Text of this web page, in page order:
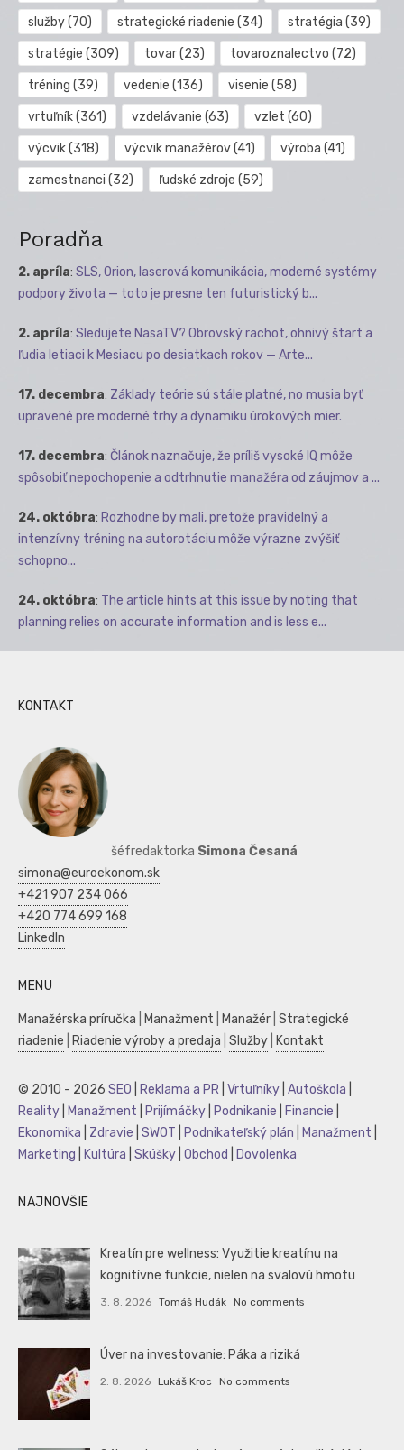
služby(70) strategické riadenie (34) stratégia (39)
stratégie (309) tovar(23) tovaroznalectvo (72)
tréning (39) vedenie (136) visenie (58)
vrtuľník(361) vzdelávanie (63) vzlet (60)
výcvik(318) výcvik manažérov(41) výroba (41)
zamestnanci (32) ľudské zdroje (59)
Poradňa
2. apríla: SLS, Orion, laserová komunikácia, moderné systémy
podpory života — toto je presne ten futuristický b...
2. apríla: Sledujete NasaTV? Obrovský rachot, ohnivý štart a
ľudia letiaci k Mesiacu po desiatkach rokov — Arte...
17. decembra: Základy teórie sú stále platné, no musia byť
upravené pre moderné trhy a dynamiku úrokových mier.
17. decembra: Článok naznačuje, že príliš vysoké IQ môže
spôsobiť nepochopenie a odtrhnutie manažéra od záujmov a ...
24. októbra: Rozhodne by mali, pretože pravidelný a
intenzívny tréning na autorotáciu môže výrazne zvýšiť
schopno...
24. októbra: The article hints at this issue by noting that
planning relies on accurate information and is less e...
KONTAKT
šéfredaktorka Simona Česaná
simona@euroekonom.sk
+421 907 234 066
+420 774 699 168
LinkedIn
MENU
Manažérska príručka Manažment Manažér Strategické
riadenie Riadenie výroby a predaja Služby Kontakt
© 2010 - 2026 SEO Reklama a PR Vrtuľníky Autoškola
Reality Manažment Prijímáčky Podnikanie Financie
Ekonomika
Zdravie SWOT Podnikateľský plán Manažment
Marketing Kultúra Skúšky Obchod Dovolenka
NAJNOVŠIE
Kreatín pre wellness: Využitie kreatínu na
kognitívne funkcie, nielen na svalovú hmotu
3. 8. 2026 Tomáš Hudák No comments
Úver na investovanie: Páka a riziká
2. 8. 2026 Lukáš Kroc No comments